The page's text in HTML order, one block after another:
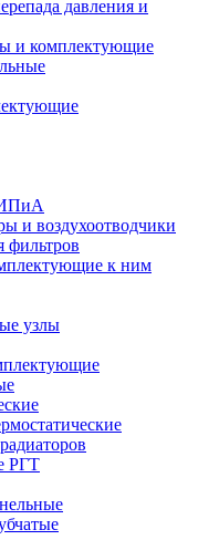
давления и
и комплектующие
и воздухоотводчики
фильтров
к ним
узлы
РГТ